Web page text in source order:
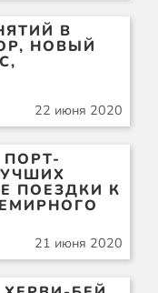
В
НОВЫЙ
22 июня 2020
ПОРТ-
ПОЕЗДКИ К
21 июня 2020